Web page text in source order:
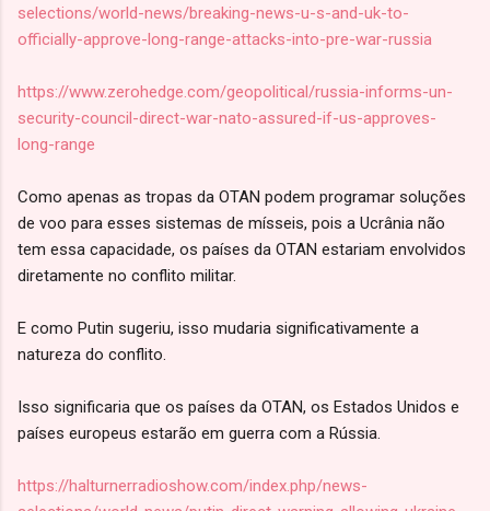
selections/world-news/breaking-news-u-s-and-uk-to-
officially-approve-long-range-attacks-into-pre-war-russia
https://www.zerohedge.com/geopolitical/russia-informs-un-
security-council-direct-war-nato-assured-if-us-approves-
long-range
Como apenas as tropas da OTAN podem programar soluções
de voo para esses sistemas de mísseis, pois a Ucrânia não
tem essa capacidade, os países da OTAN estariam envolvidos
diretamente no conflito militar.
E como Putin sugeriu, isso mudaria significativamente a
natureza do conflito.
Isso significaria que os países da OTAN, os Estados Unidos e
países europeus estarão em guerra com a Rússia.
https://halturnerradioshow.com/index.php/news-